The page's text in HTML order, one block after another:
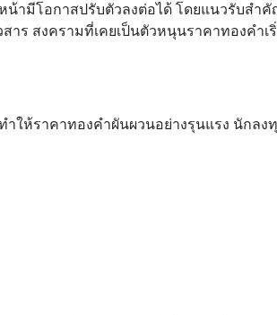
น้ามีโอกาสปรับตัวลงต่อได้ โดยแนวรับสำ
าร สงครามที่เคยเป็นตัวหนุนราคาทองคำเ
ำให้ราคาทองคำผันผวนอย่างรุนแรง นักลง